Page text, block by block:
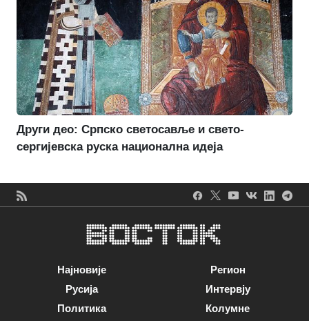
Други део: Српско светосавље и свето-
сергијевска руска национална идеја
Најновије
Русија
Политика
Регион
Интервју
Колумне